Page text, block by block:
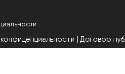
Договор